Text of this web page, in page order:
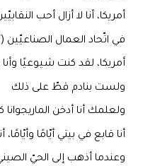
أمريكا، أنا لا أزال أحب
في اتّحاد العمال الصناعيّين (IWW)
أمريكا، لقد كنت شيوعيًا
ولست بنادم قطّ على ذلك
ولعلمك أنا أدخن
أنا قابع في بيتي أيّامًا وأيّامًا،
وعندما أذهب إلى الحيّ